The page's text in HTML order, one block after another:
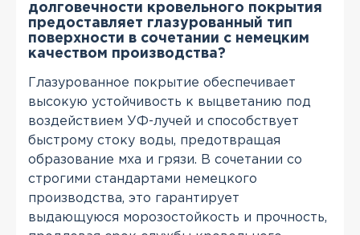
долговечности кровельного покрытия
предоставляет глазурованный тип
поверхности в сочетании с немецким
качеством производства?
Глазурованное покрытие обеспечивает
высокую устойчивость к выцветанию под
воздействием УФ-лучей и способствует
быстрому стоку воды, предотвращая
образование мха и грязи. В сочетании со
строгими стандартами немецкого
производства, это гарантирует
выдающуюся морозостойкость и прочность,